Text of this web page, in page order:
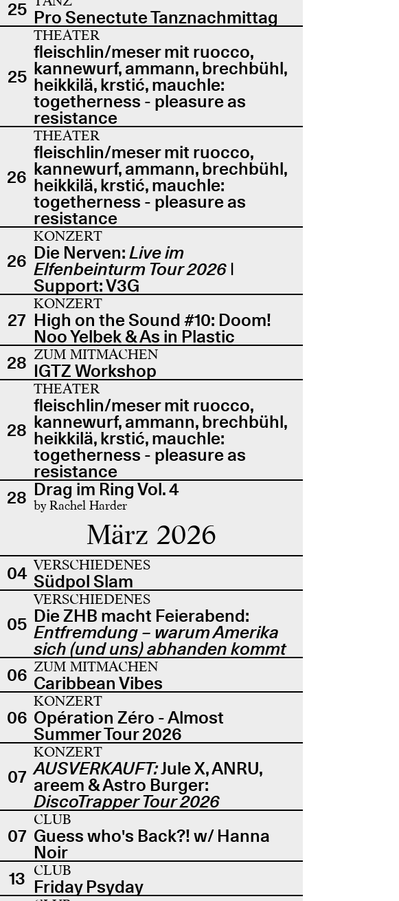
25 Pro Senectute Tanznachmittag
25
THEATER
fleischlin/meser mit ruocco,
kannewurf, ammann, brechbühl,
heikkilä, krstić, mauchle:
togetherness - pleasure as
resistance
26
THEATER
fleischlin/meser mit ruocco,
kannewurf, ammann, brechbühl,
heikkilä, krstić, mauchle:
togetherness - pleasure as
resistance
26
KONZERT
Die Nerven:Live im
Elfenbeinturm Tour 2026 |
Support: V3G
27
KONZERT
High on the Sound #10: Doom!
Noo Yelbek & As in Plastic
28 ZUM MITMACHEN
IGTZ Workshop
28
THEATER
fleischlin/meser mit ruocco,
kannewurf, ammann, brechbühl,
heikkilä, krstić, mauchle:
togetherness - pleasure as
resistance
28 Drag im Ring Vol. 4
by Rachel Harder
März 2026
04 VERSCHIEDENES
Südpol Slam
05
VERSCHIEDENES
Die ZHB macht Feierabend:
Entfremdung – warum Amerika
sich (und uns) abhanden kommt
06 ZUM MITMACHEN
Caribbean Vibes
06
KONZERT
Opération Zéro - Almost
Summer Tour 2026
07
KONZERT
AUSVERKAUFT:Jule X, ANRU,
areem & Astro Burger:
DiscoTrapper Tour 2026
07
CLUB
Guess who's Back?! w/ Hanna
Noir
13 CLUB
Friday Psyday